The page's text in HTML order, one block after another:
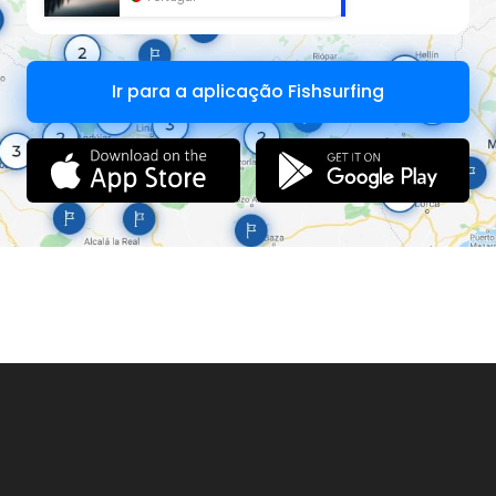
Ir para a aplicação Fishsurfing